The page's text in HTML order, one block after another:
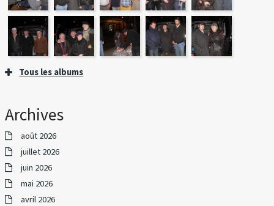
Tous les albums
Archives
août 2026
juillet 2026
juin 2026
mai 2026
avril 2026